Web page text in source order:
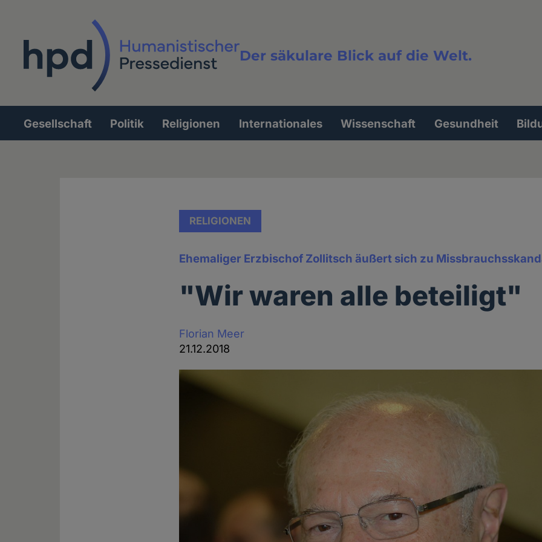
Der säkulare Blick auf die Welt.
Volltextsuche
Hauptnavigation
Gesellschaft Politik Religionen Internationales Wissenschaft Gesundheit
RELIGIONEN
Ehemaliger Erzbischof Zollitsch äußert sich zu
"Wir waren alle beteiligt"
Florian Meer
21.12.2018